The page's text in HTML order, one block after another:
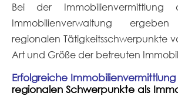
Bei der
Immobilienverwaltung
regionalen Tätigkeitsschwerpunkte
Art und Größe der betreuten
Erfolgreiche Immobilienvermittlung
regionalen Schwerpunkte als